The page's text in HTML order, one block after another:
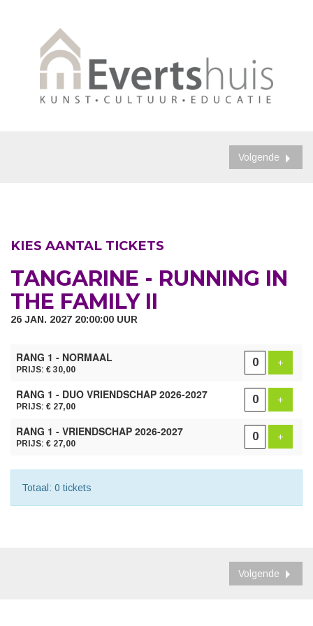
Volgende
KIES AANTAL TICKETS
TANGARINE - RUNNING IN
THE FAMILY II
26 JAN. 2027 20:00:00 UUR
TICKETS
RANG 1 - NORMAAL
PRIJS: € 30,00
+
RANG 1 - DUO VRIENDSCHAP 2026-2027
PRIJS: € 27,00
+
RANG 1 - VRIENDSCHAP 2026-2027
PRIJS: € 27,00
+
Totaal: 0 tickets
Volgende